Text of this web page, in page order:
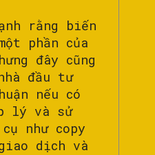
rằng biến
phần của
đây cũng
đầu tư
nếu có
lý và sử
như copy
dịch và